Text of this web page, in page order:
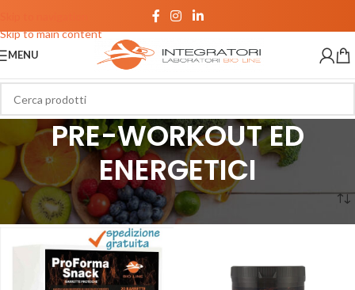
Skip to main content
MENU
PRE-WORKOUT ED
ENERGETICI
Home /FITNESS/ PRE-WORKOUT ED ENERGETICI